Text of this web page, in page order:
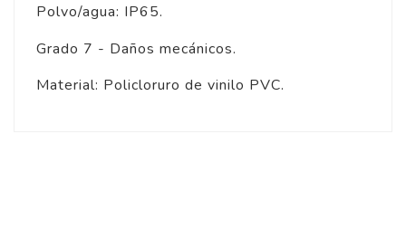
Polvo/agua: IP65.
Grado 7 - Daños mecánicos.
Material: Policloruro de vinilo PVC.